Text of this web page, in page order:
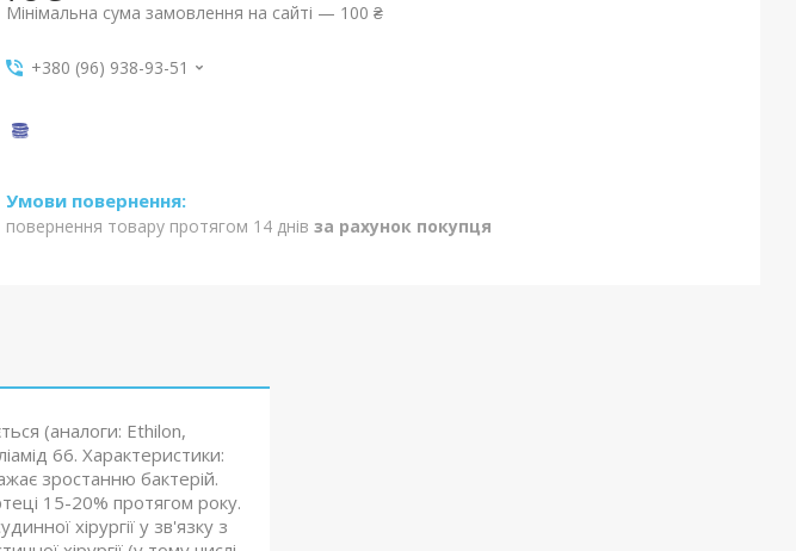
Мінімальна сума замовлення на сайті — 100 ₴
+380 (96) 938-93-51
повернення товару протягом 14 днів за рахунок покупця
(аналоги: Ethilon,
66. Характеристики:
зростанню бактерій.
15-20% протягом року.
хірургії у зв'язку з